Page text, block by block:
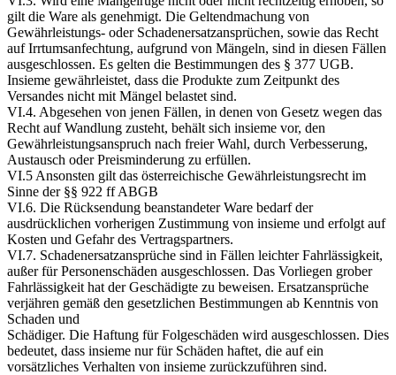
gilt die Ware als genehmigt. Die Geltendmachung von
Gewährleistungs- oder Schadenersatzansprüchen, sowie das Recht
auf Irrtumsanfechtung, aufgrund von Mängeln, sind in diesen Fällen
ausgeschlossen. Es gelten die Bestimmungen des § 377 UGB.
Insieme gewährleistet, dass die Produkte zum Zeitpunkt des
Versandes nicht mit Mängel belastet sind.
VI.4. Abgesehen von jenen Fällen, in denen von Gesetz wegen das
Recht auf Wandlung zusteht, behält sich insieme vor, den
Gewährleistungsanspruch nach freier Wahl, durch Verbesserung,
Austausch oder Preisminderung zu erfüllen.
VI.5 Ansonsten gilt das österreichische Gewährleistungsrecht im
Sinne der §§ 922 ff ABGB
VI.6. Die Rücksendung beanstandeter Ware bedarf der
ausdrücklichen vorherigen Zustimmung von insieme und erfolgt auf
Kosten und Gefahr des Vertragspartners.
VI.7. Schadenersatzansprüche sind in Fällen leichter Fahrlässigkeit,
außer für Personenschäden ausgeschlossen. Das Vorliegen grober
Fahrlässigkeit hat der Geschädigte zu beweisen. Ersatzansprüche
verjähren gemäß den gesetzlichen Bestimmungen ab Kenntnis von
Schaden und
Schädiger. Die Haftung für Folgeschäden wird ausgeschlossen. Dies
bedeutet, dass insieme nur für Schäden haftet, die auf ein
vorsätzliches Verhalten von insieme zurückzuführen sind.